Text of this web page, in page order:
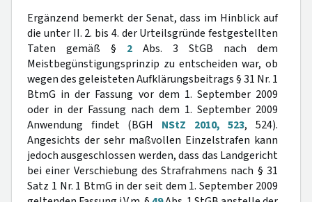
Ergänzend bemerkt der Senat, dass im Hinblick auf
die unter II. 2. bis 4. der Urteilsgründe festgestellten
Taten gemäß § 2 Abs. 3 StGB nach dem
Meistbegünstigungsprinzip zu entscheiden war, ob
wegen des geleisteten Aufklärungsbeitrags § 31 Nr. 1
BtmG in der Fassung vor dem 1. September 2009
oder in der Fassung nach dem 1. September 2009
Anwendung findet (BGH NStZ 2010, 523, 524).
Angesichts der sehr maßvollen Einzelstrafen kann
jedoch ausgeschlossen werden, dass das Landgericht
bei einer Verschiebung des Strafrahmens nach § 31
Satz 1 Nr. 1 BtmG in der seit dem 1. September 2009